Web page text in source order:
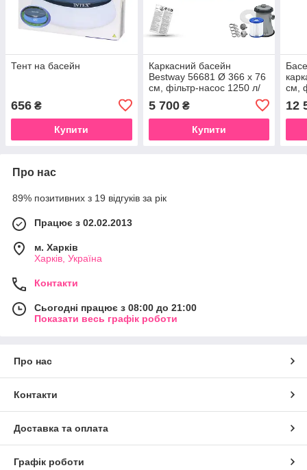
Тент на басейн
656 ₴
Купити
Каркасний басейн
Bestway 56681 Ø 366 х 76
см, фільтр-насос 1250 л/
5 700₴
Купити
см,
12
Про нас
89% позитивних з 19 відгуків за рік
Працює з 02.02.2013
м. Харків
Харків, Україна
Контакти
Сьогодні працює з 08:00 до 21:00
Показати весь графік роботи
Про нас
Контакти
Доставка та оплата
Графік роботи